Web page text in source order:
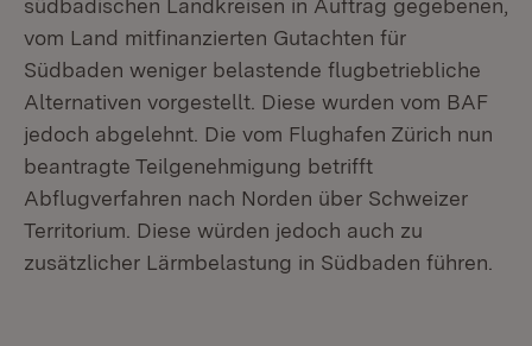
südbadischen Landkreisen in Auftrag gegebenen,
vom Land mitfinanzierten Gutachten für
Südbaden weniger belastende flugbetriebliche
Alternativen vorgestellt. Diese wurden vom BAF
jedoch abgelehnt. Die vom Flughafen Zürich nun
beantragte Teilgenehmigung betrifft
Abflugverfahren nach Norden über Schweizer
Territorium. Diese würden jedoch auch zu
zusätzlicher Lärmbelastung in Südbaden führen.